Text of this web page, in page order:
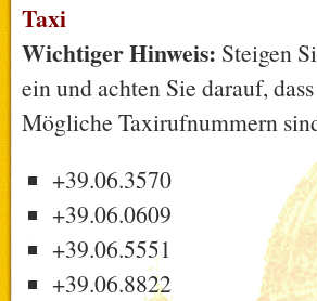
Taxi
Wichtiger Hinweis: Steigen
ein und achten Sie darauf,
Mögliche Taxirufnummern
+39.06.3570
+39.06.0609
+39.06.5551
+39.06.8822